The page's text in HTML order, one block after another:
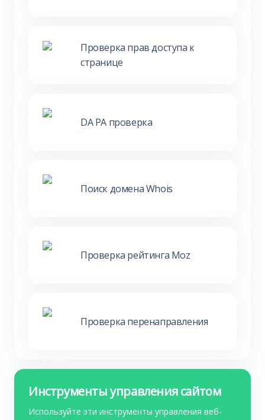
Проверка прав доступа к
странице
DA PA проверка
Поиск домена Whois
Проверка рейтинга Moz
Проверка перенаправления
Инструменты управления сайтом
Используйте эти инструменты управления веб-